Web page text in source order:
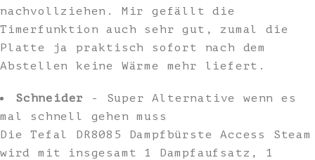
nachvollziehen. Mir gefällt die
Timerfunktion auch sehr gut, zumal die
Platte ja praktisch sofort nach dem
Abstellen keine Wärme mehr liefert.
Schneider
- Super Alternative wenn es
mal schnell gehen muss
Die Tefal DR8085 Dampfbürste Access Steam
wird mit insgesamt 1 Dampfaufsatz, 1